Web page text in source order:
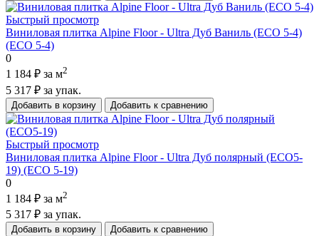
Быстрый просмотр
Виниловая плитка Alpine Floor - Ultra Дуб Ваниль (ECO 5-4)
(ECO 5-4)
0
1 184 ₽ за м2
5 317 ₽ за упак.
Добавить в корзину Добавить к сравнению
Быстрый просмотр
Виниловая плитка Alpine Floor - Ultra Дуб полярный (ЕСО5-
19) (ECO 5-19)
0
1 184 ₽ за м2
5 317 ₽ за упак.
Добавить в корзину Добавить к сравнению